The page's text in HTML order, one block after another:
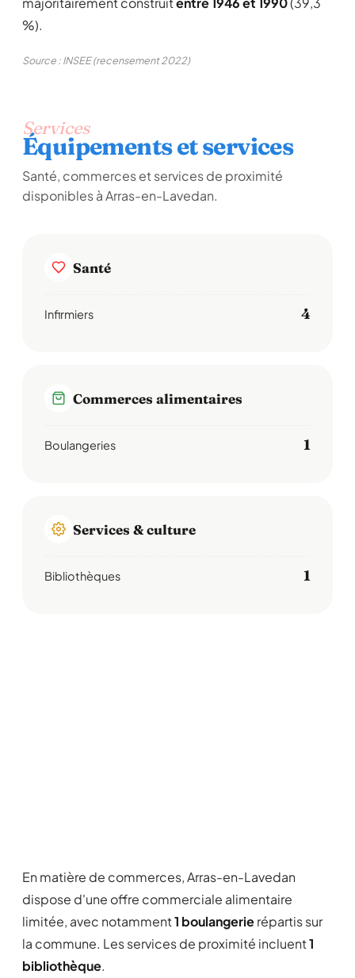
%).
Source : INSEE (recensement 2022)
Services
Équipements et services
Santé, commerces et services de proximité
disponibles à Arras-en-Lavedan.
Santé
Infirmiers 4
Commerces alimentaires
Boulangeries 1
Services & culture
Bibliothèques 1
En matière de commerces, Arras-en-Lavedan
dispose d'une offre commerciale alimentaire
limitée, avec notamment1 boulangerierépartis sur
la commune. Les services de proximité incluent1
bibliothèque.